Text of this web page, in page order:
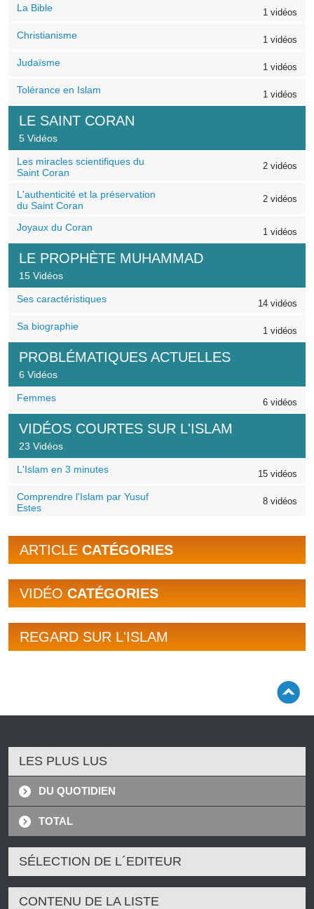
La Bible 1 vidéos
Christianisme 1 vidéos
Judaïsme 1 vidéos
Tolérance en Islam 1 vidéos
LE SAINT CORAN
5 Vidéos
Les miracles scientifiques du
Saint Coran
2 vidéos
L'authenticité et la préservation
du Saint Coran
2 vidéos
Joyaux du Coran 1 vidéos
LE PROPHÈTE MUHAMMAD
15 Vidéos
Ses caractéristiques 14 vidéos
Sa biographie 1 vidéos
PROBLÉMATIQUES ACTUELLES
6 Vidéos
Femmes 6 vidéos
VIDÉOS COURTES SUR L'ISLAM
23 Vidéos
L'Islam en 3 minutes 15 vidéos
Comprendre l'Islam par Yusuf
Estes
8 vidéos
ARTICLE CATÉGORIES
VIDÉO CATÉGORIES
REGARD SUR L'ISLAM
LES PLUS LUS
DU QUOTIDIEN
TOTAL
SÉLECTION DE L´EDITEUR
CONTENU DE LA LISTE